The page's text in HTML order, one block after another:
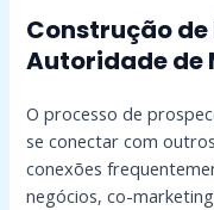
Construção
Autoridade de
O processo de
se conectar com
conexões
negócios, co-